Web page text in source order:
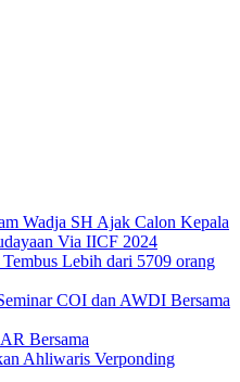
Wadja SH Ajak Calon Kepala
Via IICF 2024
Lebih dari 5709 orang
COI dan AWDI Bersama
Bersama
Ahliwaris Verponding